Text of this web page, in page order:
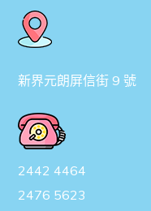
新界元朗屏信街 9 號
2442 4464
2476 5623